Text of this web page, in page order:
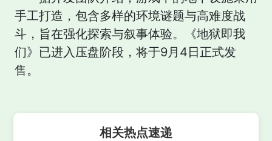
手工打造，包含多样的环境谜题与高难度战
斗，旨在强化探索与叙事体验。《地狱即我
们》已进入压盘阶段，将于9月4日正式发
售。
相关热点速递